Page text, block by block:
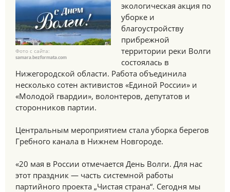
Фото с сайта:
samara.bezformata.com
экологическая акция по
уборке и
благоустройству
прибрежной
территории реки Волги
состоялась в
Нижегородской области. Работа объединила
несколько сотен активистов «Единой России» и
«Молодой гвардии», волонтеров, депутатов и
сторонников партии.
Центральным мероприятием стала уборка берегов
Гребного канала в Нижнем Новгороде.
«20 мая в России отмечается День Волги. Для нас
этот праздник — часть системной работы
партийного проекта „Чистая страна“. Сегодня мы